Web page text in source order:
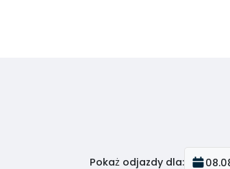
Pokaż odjazdy dla: